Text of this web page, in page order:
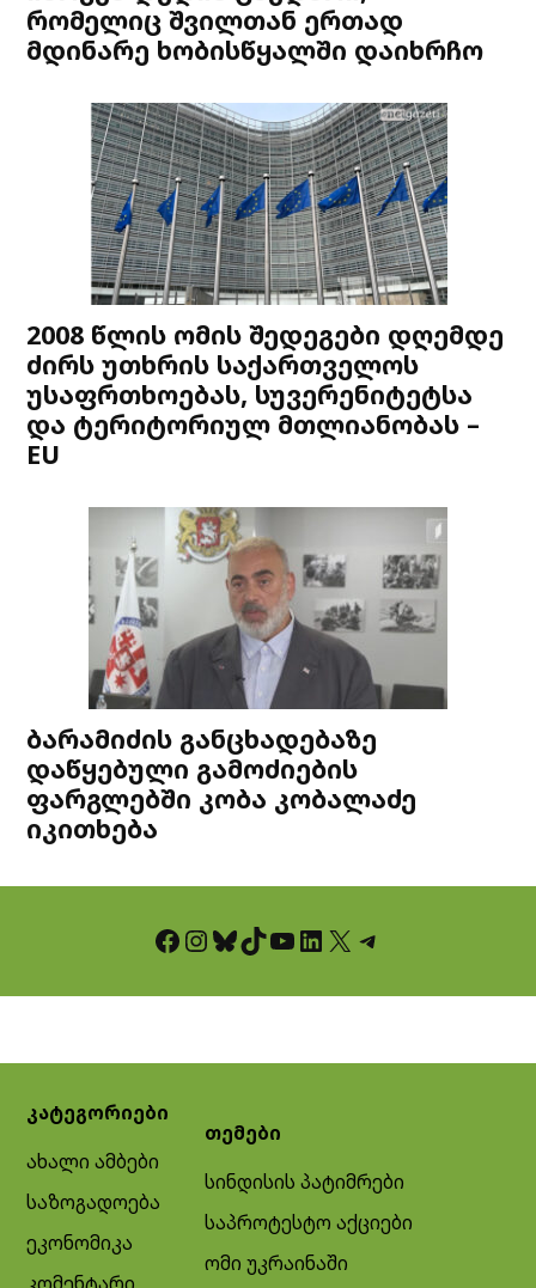
რომელიც შვილთან ერთად
მდინარე ხობისწყალში დაიხრჩო
2008 წლის ომის შედეგები დღემდე
ძირს უთხრის საქართველოს
უსაფრთხოებას, სუვერენიტეტსა
და ტერიტორიულ მთლიანობას –
EU
ბარამიძის განცხადებაზე
დაწყებული გამოძიების
ფარგლებში კობა კობალაძე
იკითხება
Facebook InstagramBluesky TikTok YouTube LinkedIn X Telegram
კატეგორიები
ახალი ამბები
საზოგადოება
ეკონომიკა
კომენტარი
თემები
სინდისის პატიმრები
საპროტესტო აქციები
ომი უკრაინაში